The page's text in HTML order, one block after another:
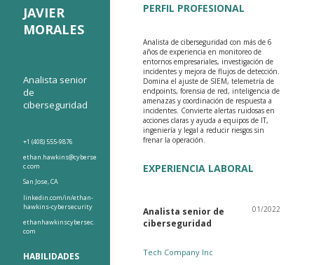
JAVIER
MORALES
Analista senior
de
ciberseguridad
+1 (408) 555-9876
ethan.hawkins@cyberse
c.com
San Jose, CA
linkedin.com/in/ethan-
hawkins-cybersecurity
ethanhawkinscybersec.
com
HABILIDADES
PERFIL PROFESIONAL
Analista de ciberseguridad con más de 6
años de experiencia en monitoreo de
entornos empresariales, investigación de
incidentes y mejora de flujos de detección.
Domina el ajuste de SIEM, telemetría de
endpoints, forensia de red, inteligencia de
amenazas y coordinación de respuesta a
incidentes. Convierte alertas ruidosas en
acciones claras y ayuda a equipos de IT,
ingeniería y legal a reducir riesgos sin
frenar la operación.
EXPERIENCIA LABORAL
Analista senior de
ciberseguridad
01/2022
Tech Company Inc